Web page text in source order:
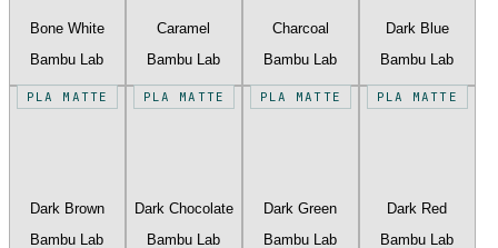
Bone White
Bambu Lab
Caramel
Bambu Lab
Charcoal
Bambu Lab
Dark Blue
Bambu Lab
PLA MATTE
Dark Brown
Bambu Lab
PLA MATTE
Dark Chocolate
Bambu Lab
PLA MATTE
Dark Green
Bambu Lab
PLA MATTE
Dark Red
Bambu Lab